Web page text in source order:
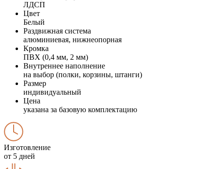
ЛДСП
Цвет
Белый
Раздвижная система
алюминиевая, нижнеопорная
Кромка
ПВХ (0,4 мм, 2 мм)
Внутреннее наполнение
на выбор (полки, корзины, штанги)
Размер
индивидуальный
Цена
указана за базовую комплектацию
Изготовление
от 5 дней